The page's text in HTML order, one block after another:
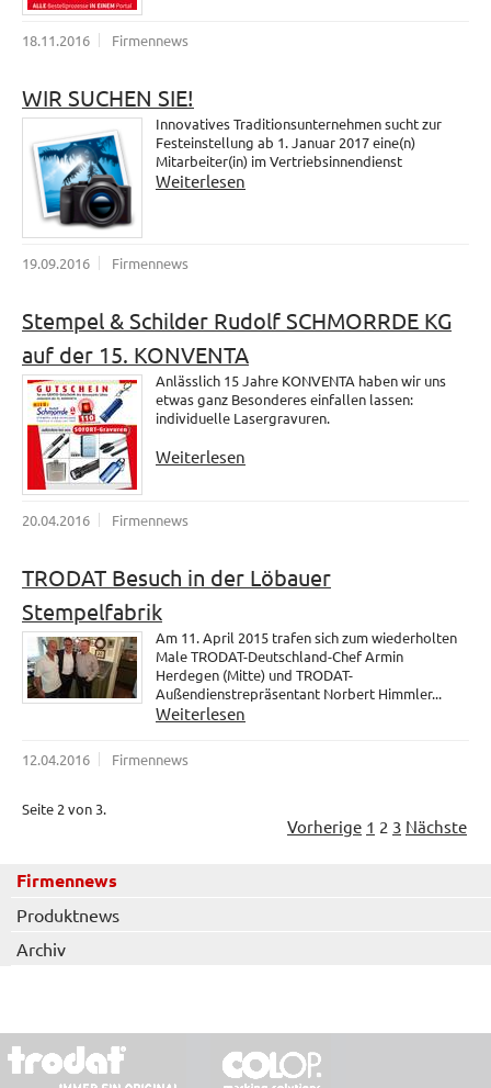
18.11.2016 Firmennews
WIR SUCHEN SIE!
Innovatives Traditionsunternehmen sucht zur
Festeinstellung ab 1. Januar 2017 eine(n)
Mitarbeiter(in) im Vertriebsinnendienst
Weiterlesen
19.09.2016 Firmennews
Stempel & Schilder Rudolf SCHMORRDE KG
auf der 15. KONVENTA
Anlässlich 15 Jahre KONVENTA haben wir uns
etwas ganz Besonderes einfallen lassen:
individuelle Lasergravuren.
Weiterlesen
20.04.2016 Firmennews
TRODAT Besuch in der Löbauer
Stempelfabrik
Am 11. April 2015 trafen sich zum wiederholten
Male TRODAT-Deutschland-Chef Armin
Herdegen (Mitte) und TRODAT-
Außendienstrepräsentant Norbert Himmler...
Weiterlesen
12.04.2016 Firmennews
Seite 2 von 3.
Vorherige 1 2 3 Nächste
Firmennews
Produktnews
Archiv